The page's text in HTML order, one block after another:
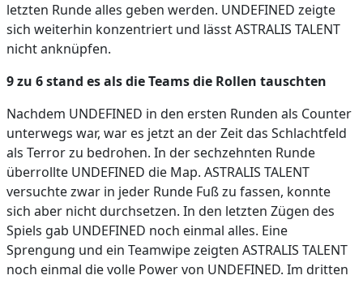
letzten Runde alles geben werden. UNDEFINED zeigte
sich weiterhin konzentriert und lässt ASTRALIS TALENT
nicht anknüpfen.
9 zu 6 stand es als die Teams die Rollen tauschten
Nachdem UNDEFINED in den ersten Runden als Counter
unterwegs war, war es jetzt an der Zeit das Schlachtfeld
als Terror zu bedrohen. In der sechzehnten Runde
überrollte UNDEFINED die Map. ASTRALIS TALENT
versuchte zwar in jeder Runde Fuß zu fassen, konnte
sich aber nicht durchsetzen. In den letzten Zügen des
Spiels gab UNDEFINED noch einmal alles. Eine
Sprengung und ein Teamwipe zeigten ASTRALIS TALENT
noch einmal die volle Power von UNDEFINED. Im dritten